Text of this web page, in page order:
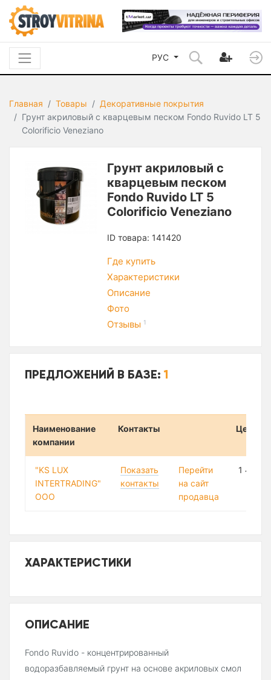
РУС
Главная Товары
Декоративные покрытия
Грунт акриловый с кварцевым песком Fondo Ruvido LT 5
Colorificio Veneziano
Грунт акриловый с
кварцевым песком
Fondo Ruvido LT 5
Colorificio Veneziano
ID товара: 141420
Где купить
Характеристики
Описание
Фото
Отзывы 1
ПРЕДЛОЖЕНИЙ В БАЗЕ:1
Наименование
компании
Контакты Цена
"KS LUX
INTERTRADING"
ООО
Показать
контакты
Перейти
на сайт
продавца
1 433
ХАРАКТЕРИСТИКИ
ОПИСАНИЕ
Fondo Ruvido - концентрированный
водоразбавляемый грунт на основе акриловых смол